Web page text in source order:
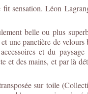
sensation. Léon
belle ou plus
une panetière de
et du
et des mains, et par là
sur toile